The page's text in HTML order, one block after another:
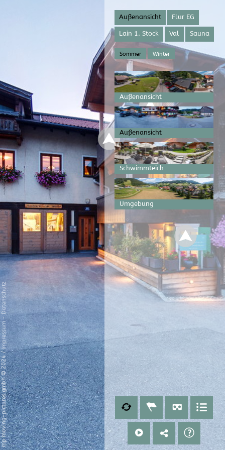
Außenansicht Flur EG
Lain 1. Stock Val Sauna
Sommer Winter
Außenansicht
Außenansicht
Schwimmteich
Umgebung
mp moving-pictures gmbh © 2024
/
Impressum
-
Datenschutz